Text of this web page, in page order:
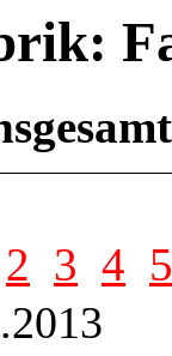
2 3 4 5